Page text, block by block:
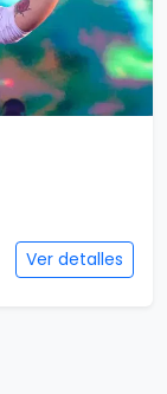
Ver detalles